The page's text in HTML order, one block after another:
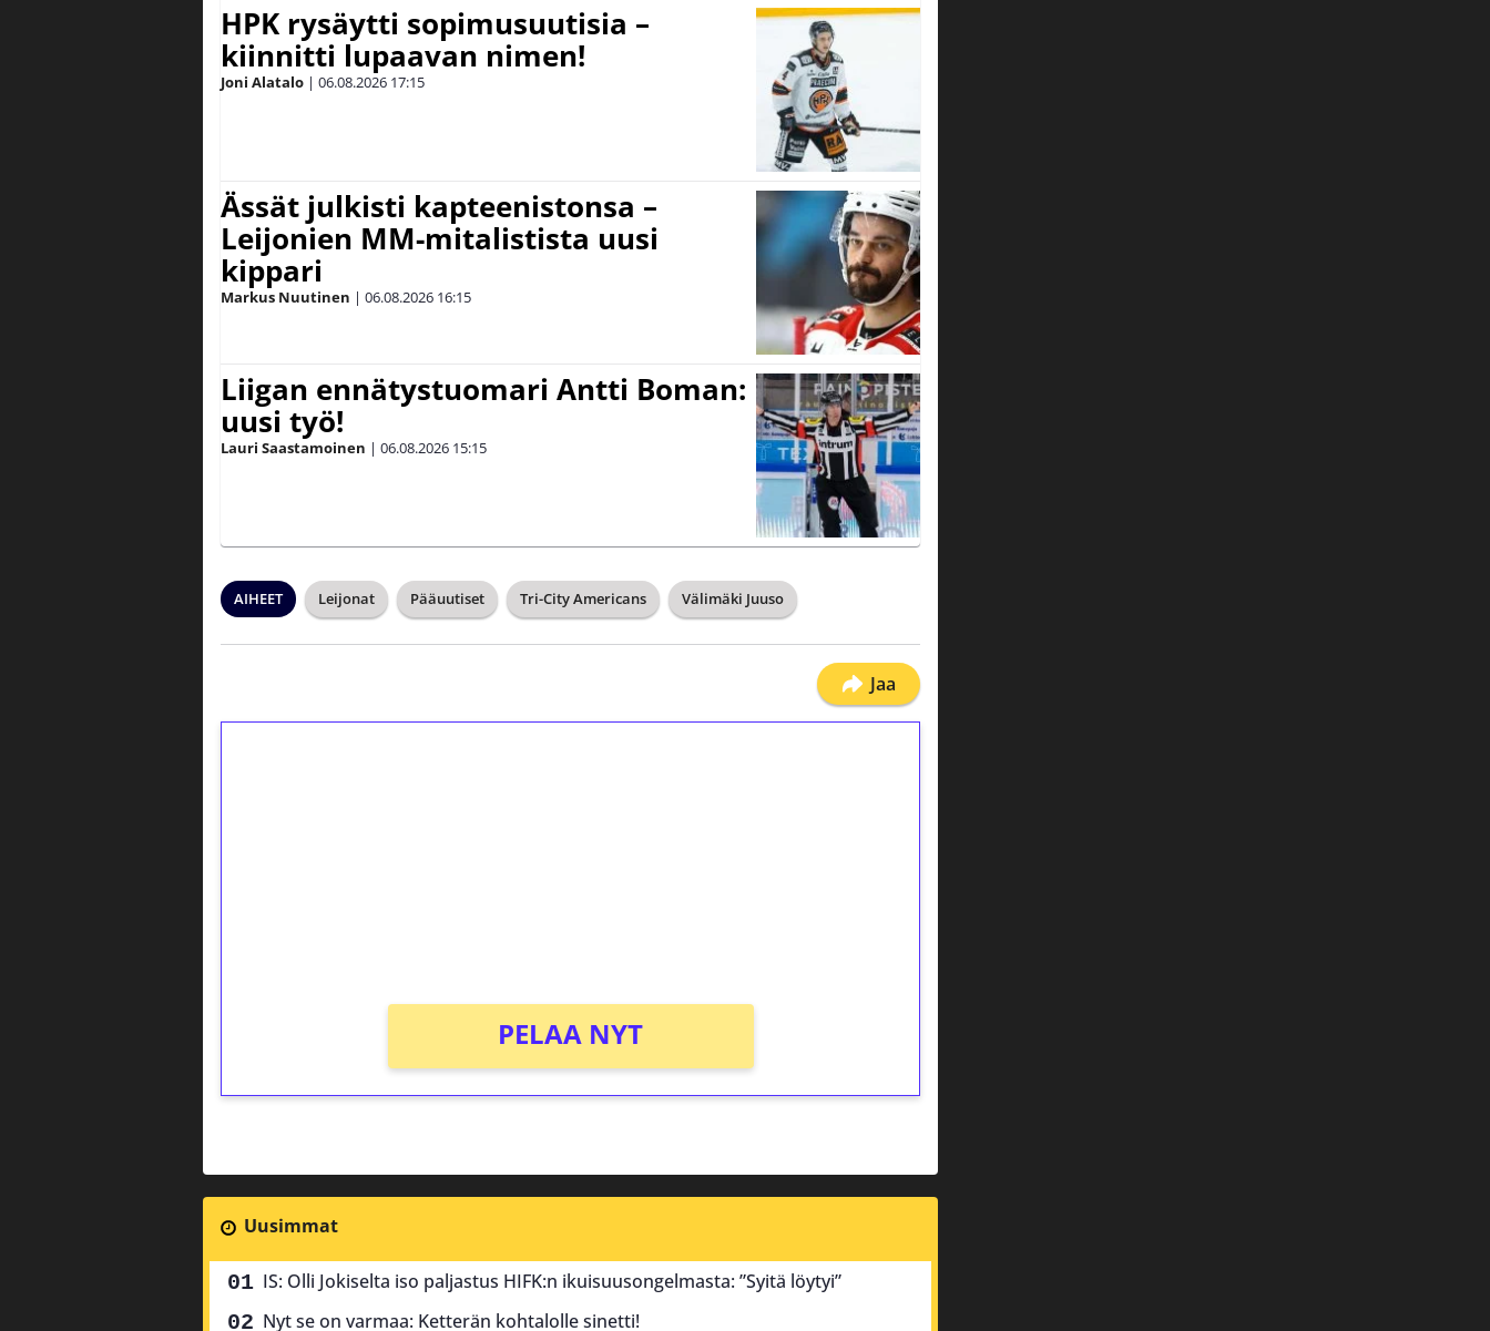
HPK rysäytti sopimusuutisia –
kiinnitti lupaavan nimen!
Joni Alatalo | 06.08.2026 17:15
Ässät julkisti kapteenistonsa –
Leijonien MM-mitalistista uusi
kippari
Markus Nuutinen | 06.08.2026 16:15
Liigan ennätystuomari Antti Boman:
uusi työ!
Lauri Saastamoinen | 06.08.2026 15:15
AIHEET Leijonat Pääuutiset Tri-City Americans Välimäki Juuso
Jaa
PELAA NYT
Uusimmat
IS: Olli Jokiselta iso paljastus HIFK:n ikuisuusongelmasta: ”Syitä löytyi”
Nyt se on varmaa: Ketterän kohtalolle sinetti!